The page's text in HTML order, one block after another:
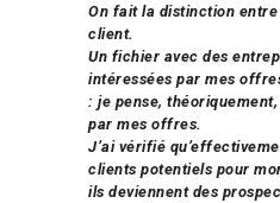
On fait la distinction
client.
Un fichier avec des
intéressées par mes
: je pense,
par mes offres.
J’ai vérifié
clients potentiels pour
ils deviennent des